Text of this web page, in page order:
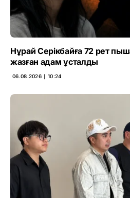
Нұрай Серікбайға 72 рет
жазған адам ұсталды
06.08.2026 ∣ 10:24